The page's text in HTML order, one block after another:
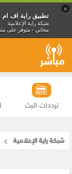
×
تطبيق راية اف ام
شبكة راية الإعلامية
مجاني - متوفر على
ترددات البث
شبكة راية الإعلامية